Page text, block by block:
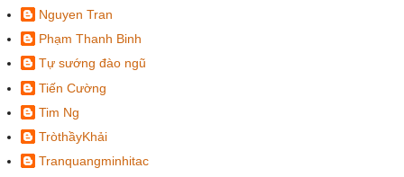
Nguyen Tran
Phạm Thanh Binh
Tự sướng đào ngũ
Tiến Cường
Tim Ng
TròthầyKhải
Tranquangminhitac